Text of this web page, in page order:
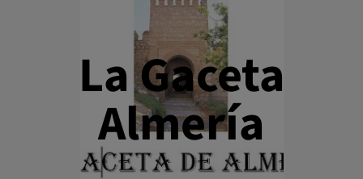
La Gaceta
Almería